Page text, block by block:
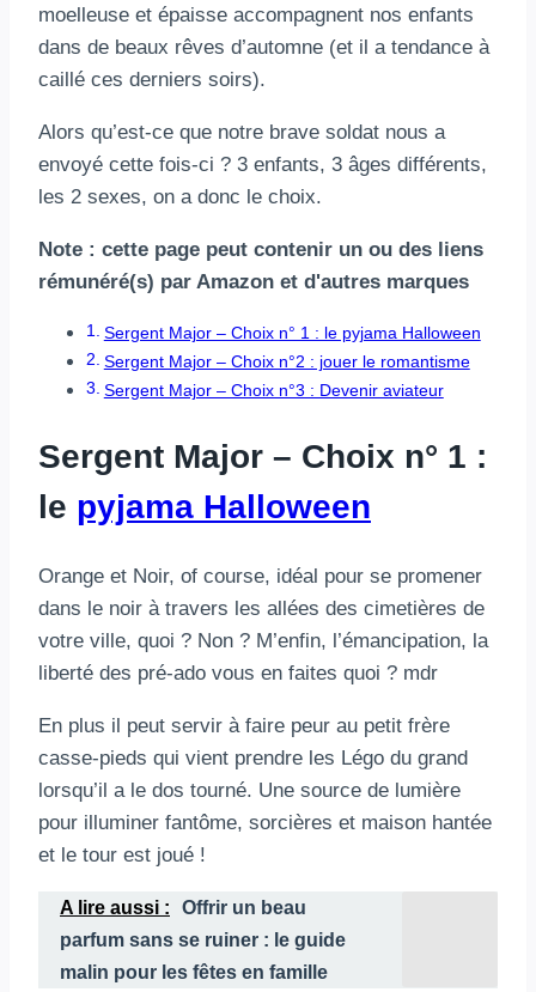
moelleuse et épaisse accompagnent nos enfants
dans de beaux rêves d’automne (et il a tendance à
caillé ces derniers soirs).
Alors qu’est-ce que notre brave soldat nous a
envoyé cette fois-ci ? 3 enfants, 3 âges différents,
les 2 sexes, on a donc le choix.
Note : cette page peut contenir un ou des liens
rémunéré(s) par Amazon et d'autres marques
Sergent Major – Choix n° 1 : le pyjama Halloween
Sergent Major – Choix n°2 : jouer le romantisme
Sergent Major – Choix n°3 : Devenir aviateur
Sergent Major – Choix n° 1 :
le pyjama Halloween
Orange et Noir, of course, idéal pour se promener
dans le noir à travers les allées des cimetières de
votre ville, quoi ? Non ? M’enfin, l’émancipation, la
liberté des pré-ado vous en faites quoi ? mdr
En plus il peut servir à faire peur au petit frère
casse-pieds qui vient prendre les Légo du grand
lorsqu’il a le dos tourné. Une source de lumière
pour illuminer fantôme, sorcières et maison hantée
et le tour est joué !
A lire aussi :
Offrir un beau
parfum sans se ruiner : le guide
malin pour les fêtes en famille